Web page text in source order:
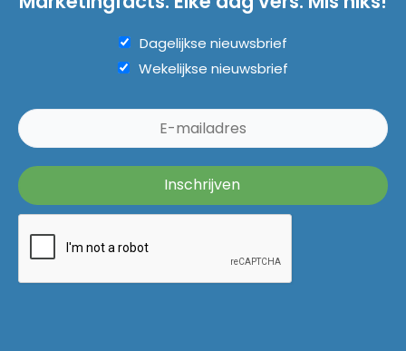
Dagelijkse nieuwsbrief
Wekelijkse nieuwsbrief